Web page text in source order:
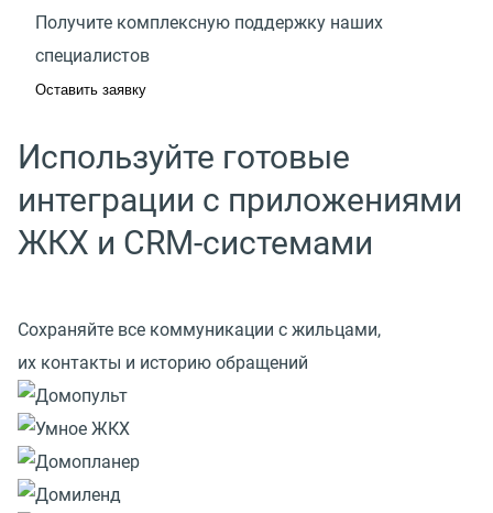
Получите комплексную поддержку наших
специалистов
Оставить заявку
Используйте готовые
интеграции с приложениями
ЖКХ и СRM-системами
Сохраняйте все коммуникации с жильцами,
их контакты и историю обращений